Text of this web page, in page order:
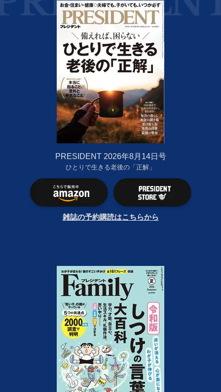
PRESIDENT 2026年8月14日号
ひとりで生きる老後の「正解」
雑誌の予約購読はこちらから